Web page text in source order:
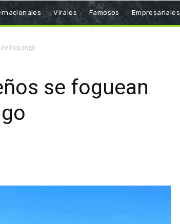
Virales Famosos Empresariales
Ilopango
se foguean